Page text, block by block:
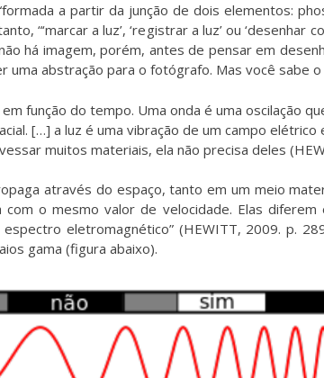
a partir da junção de dois elementos:
“‘marcar a luz’, ‘registrar a luz’ ou
há imagem, porém, antes de pensar em
uma abstração para o fotógrafo. Mas você sabe o
função do tempo. Uma onda é uma oscilação
[…] a luz é uma vibração de um campo
muitos materiais, ela não precisa deles
através do espaço, tanto em um meio
o mesmo valor de velocidade. Elas
eletromagnético” (HEWITT, 2009. p.
gama (figura abaixo).